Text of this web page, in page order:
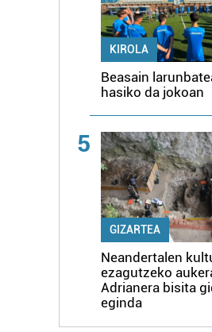
KIROLA
Beasain
hasiko da jokoan
5
GIZARTEA
Neandertalen
ezagutzeko
Adrianera bisita
eginda